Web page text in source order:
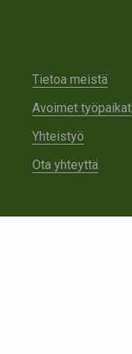
Tietoa meistä
Avoimet työpaikat
Yhteistyö
Ota yhteyttä